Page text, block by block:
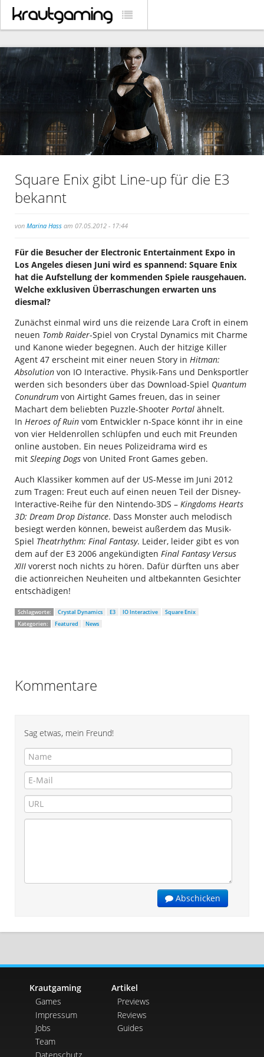
Square Enix gibt Line-up für die E3
bekannt
von Marina Hass am 07.05.2012 - 17:44
Für die Besucher der Electronic Entertainment Expo in
Los Angeles diesen Juni wird es spannend: Square Enix
hat die Aufstellung der kommenden Spiele rausgehauen.
Welche exklusiven Überraschungen erwarten uns
diesmal?
Zunächst einmal wird uns die reizende Lara Croft in einem
neuen Tomb Raider-Spiel von Crystal Dynamics mit Charme
und Kanone wieder begegnen. Auch der hitzige Killer
Agent 47 erscheint mit einer neuen Story in Hitman:
Absolution von IO Interactive. Physik-Fans und Denksportler
werden sich besonders über das Download-Spiel Quantum
Conundrum von Airtight Games freuen, das in seiner
Machart dem beliebten Puzzle-Shooter Portal ähnelt.
In Heroes of Ruin vom Entwickler n-Space könnt ihr in eine
von vier Heldenrollen schlüpfen und euch mit Freunden
online austoben. Ein neues Polizeidrama wird es
mit Sleeping Dogs von United Front Games geben.
Auch Klassiker kommen auf der US-Messe im Juni 2012
zum Tragen: Freut euch auf einen neuen Teil der Disney-
Interactive-Reihe für den Nintendo-3DS – Kingdoms Hearts
3D: Dream Drop Distance. Dass Monster auch melodisch
besiegt werden können, beweist außerdem das Musik-
Spiel Theatrhythm: Final Fantasy. Leider, leider gibt es von
dem auf der E3 2006 angekündigten Final Fantasy Versus
XIII vorerst noch nichts zu hören. Dafür dürften uns aber
die actionreichen Neuheiten und altbekannten Gesichter
entschädigen!
Schlagworte: Crystal Dynamics E3 IO Interactive
Square Enix
Kategorien:
Featured News
Kommentare
Sag etwas, mein Freund!
Abschicken
Krautgaming
Games
Impressum
Jobs
Team
Artikel
Previews
Reviews
Guides